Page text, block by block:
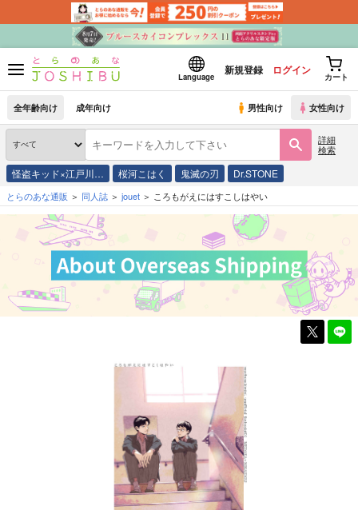
Language
新規登録 ログイン
カート
全年齢向け 成年向け 男性向け 女性向け
詳細
検索
怪盗キッド×江戸川… 桜河こはく 鬼滅の刃 Dr.STONE
とらのあな通販 同人誌 jouet ころもがえにはすこしはやい